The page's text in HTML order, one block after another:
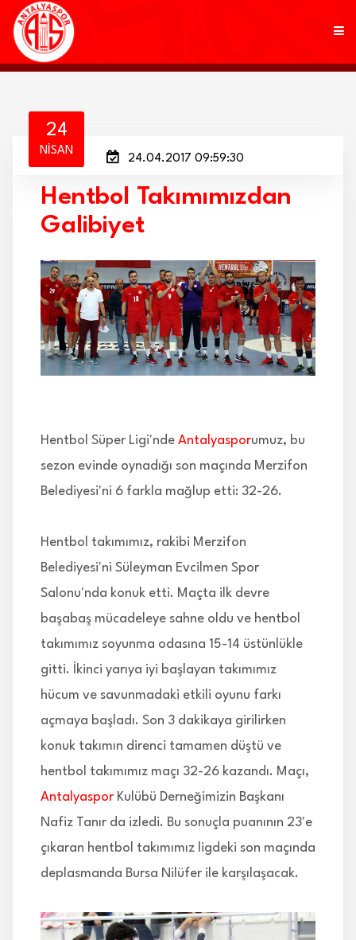
KULÜP
AKADEMİ
MARKALAR
TARAFTAR
BRANŞLAR
HABERLER
24
NISAN
24.04.2017 09:59:30
Hentbol Takımımızdan
Galibiyet
Hentbol Süper Ligi'nde Antalyasporumuz, bu
sezon evinde oynadığı son maçında Merzifon
Belediyesi'ni 6 farkla mağlup etti: 32-26.
Hentbol takımımız, rakibi Merzifon
Belediyesi'ni Süleyman Evcilmen Spor
Salonu'nda konuk etti. Maçta ilk devre
başabaş mücadeleye sahne oldu ve hentbol
takımımız soyunma odasına 15-14 üstünlükle
gitti. İkinci yarıya iyi başlayan takımımız
hücum ve savunmadaki etkili oyunu farkı
açmaya başladı. Son 3 dakikaya girilirken
konuk takımın direnci tamamen düştü ve
hentbol takımımız maçı 32-26 kazandı. Maçı,
Antalyaspor Kulübü Derneğimizin Başkanı
Nafiz Tanır da izledi. Bu sonuçla puanının 23'e
çıkaran hentbol takımımız ligdeki son maçında
deplasmanda Bursa Nilüfer ile karşılaşacak.